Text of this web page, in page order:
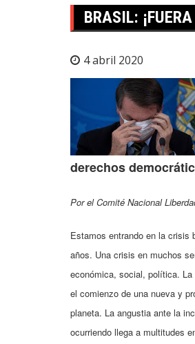
BRASIL:
4 abril 2020
derechos
Por el Comité Nacional
Estamos entrando en la crisis
años. Una crisis en muchos
económica, social, política.
el comienzo de una nueva y
planeta. La angustia ante la
ocurriendo llega a multitudes